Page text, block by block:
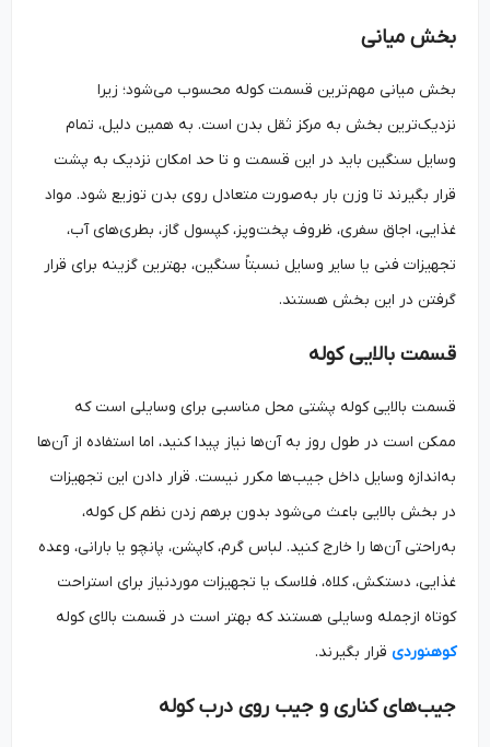
بخش میانی
بخش میانی مهم‌ترین قسمت کوله محسوب می‌شود؛ زیرا
نزدیک‌ترین بخش به مرکز ثقل بدن است. به همین دلیل، تمام
وسایل سنگین باید در این قسمت و تا حد امکان نزدیک به پشت
قرار بگیرند تا وزن بار به‌صورت متعادل روی بدن توزیع شود. مواد
غذایی، اجاق سفری، ظروف پخت‌وپز، کپسول گاز، بطری‌های آب،
تجهیزات فنی یا سایر وسایل نسبتاً سنگین، بهترین گزینه برای قرار
گرفتن در این بخش هستند.
قسمت بالایی کوله
قسمت بالایی کوله پشتی محل مناسبی برای وسایلی است که
ممکن است در طول روز به آن‌ها نیاز پیدا کنید، اما استفاده از آن‌ها
به‌اندازه وسایل داخل جیب‌ها مکرر نیست. قرار دادن این تجهیزات
در بخش بالایی باعث می‌شود بدون برهم زدن نظم کل کوله،
به‌راحتی آن‌ها را خارج کنید. لباس گرم، کاپشن، پانچو یا بارانی، وعده
غذایی، دستکش، کلاه، فلاسک یا تجهیزات موردنیاز برای استراحت
کوتاه ازجمله وسایلی هستند که بهتر است در قسمت بالای کوله
کوهنوردیقرار بگیرند.
جیب‌های کناری و جیب روی درب کوله